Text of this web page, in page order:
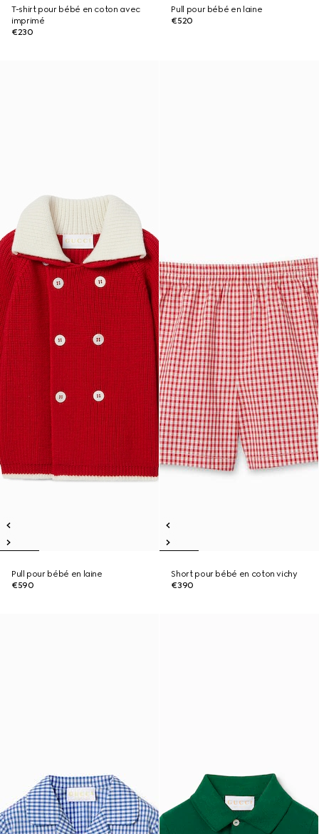
T-shirt pour bébé en coton avec
imprimé
€230
Pull pour bébé en laine
€520
Pull pour bébé en laine
€590
Short pour bébé en coton vichy
€390